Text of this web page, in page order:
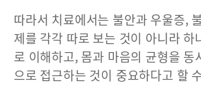
따라서 치료에서는 불안과 우울증,
제를 각각 따로 보는 것이 아니라 하
로 이해하고, 몸과 마음의 균형을 동
으로 접근하는 것이 중요하다고 할